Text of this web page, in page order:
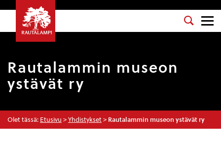
Rautalammin museon
ystävät ry
Olet tässä: Etusivu > Yhdistykset > Rautalammin museon ystävät ry